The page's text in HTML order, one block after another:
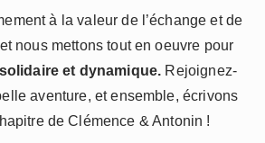
à la valeur de l’échange et de
nous mettons tout en oeuvre pour
et dynamique. Rejoignez-
aventure, et ensemble, écrivons
de Clémence & Antonin !